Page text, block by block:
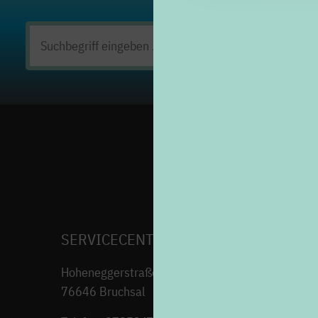
Suchen
nach:
SERVICECENTER H7
Hoheneggerstraße 7
76646 Bruchsal